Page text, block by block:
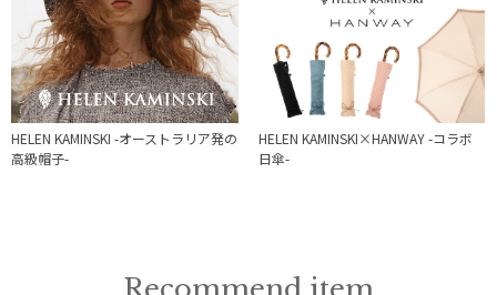
HELEN KAMINSKI -オーストラリア発の
高級帽子-
HELEN KAMINSKI×HANWAY -コラボ
日傘-
Recommend item